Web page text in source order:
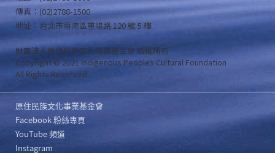
傳真：(02)2788-1500
地址：台北市南港區重陽路 120 號 5 樓
財團法人原住民族文化事業基金會 版權所有
Copyright © 2021 Indigenous Peoples Cultural Foundation
All Rights Reserved .
原住民族文化事業基金會
Facebook 粉絲專頁
YouTube 頻道
Instagram